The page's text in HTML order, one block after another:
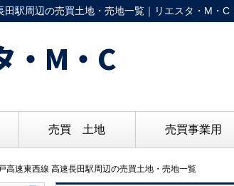
田駅周辺の売買土地・売地一覧｜リエスタ・M・
・M・C
売買 土地 売買事業用
高速東西線 高速長田駅周辺の売買土地・売地一覧